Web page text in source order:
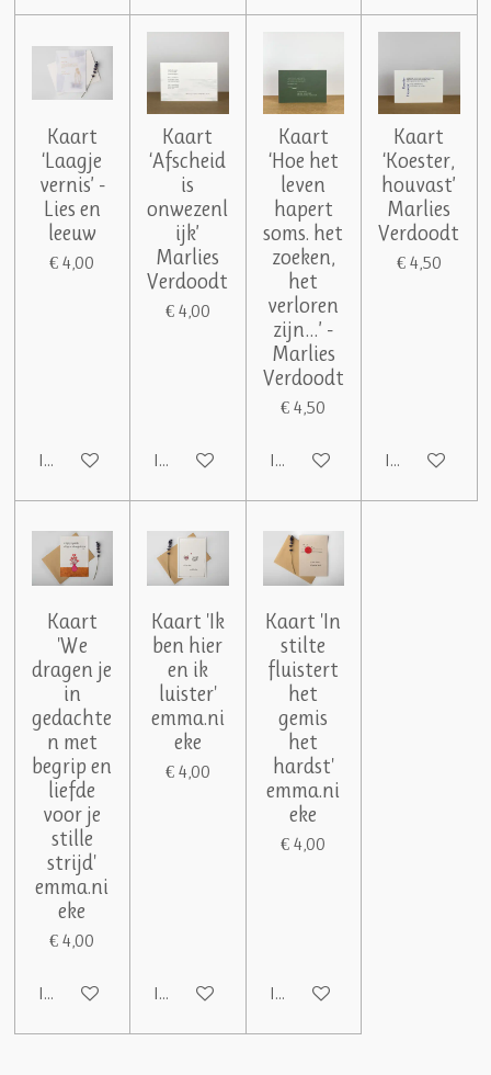
Kaart
‘Laagje
vernis’ -
Lies en
leeuw
€ 4,00
In winkelwagen
Kaart
‘Afscheid
is
onwezenl
ijk’
Marlies
Verdoodt
€ 4,00
In winkelwagen
Kaart
‘Hoe het
leven
hapert
soms. het
zoeken,
het
verloren
zijn…’ -
Marlies
Verdoodt
€ 4,50
In winkelwagen
Kaart
‘Koester,
houvast’
Marlies
Verdoodt
€ 4,50
In
Kaart
'We
dragen je
in
gedachte
n met
begrip en
liefde
voor je
stille
strijd'
emma.ni
eke
€ 4,00
In winkelwagen
Kaart 'Ik
ben hier
en ik
luister'
emma.ni
eke
€ 4,00
In winkelwagen
Kaart 'In
stilte
fluistert
het
gemis
het
hardst'
emma.ni
eke
€ 4,00
In winkelwagen